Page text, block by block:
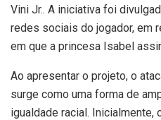
Vini Jr.. A iniciativa foi
redes sociais do jogador, em
em que a princesa Isabel
Ao apresentar o projeto, o
surge como uma forma de
igualdade racial.